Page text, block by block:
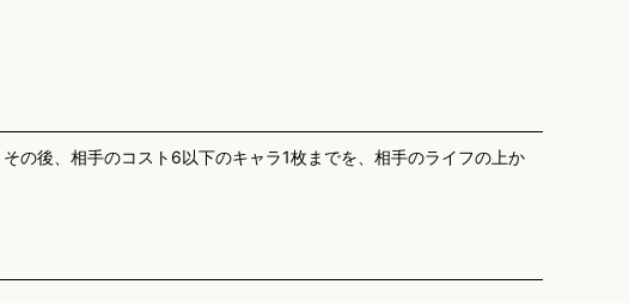
の後、相手のコスト6以下のキャラ1枚までを、相手のライフの上か